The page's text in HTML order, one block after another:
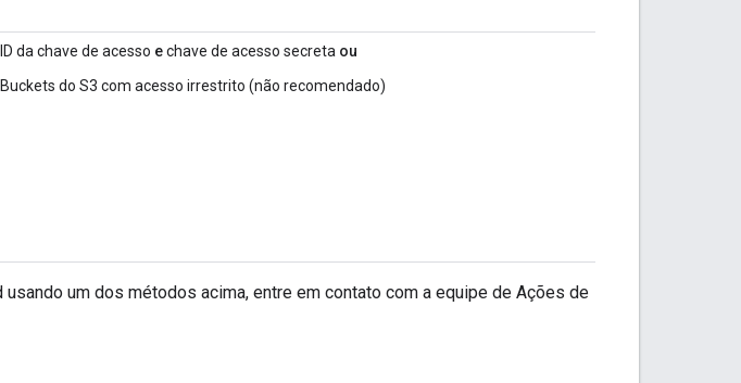
ID da chave de acesso echave de acesso secreta ou
Buckets do S3 com acesso irrestrito (não recomendado)
um dos métodos acima, entre em contato com a equipe de Ações de